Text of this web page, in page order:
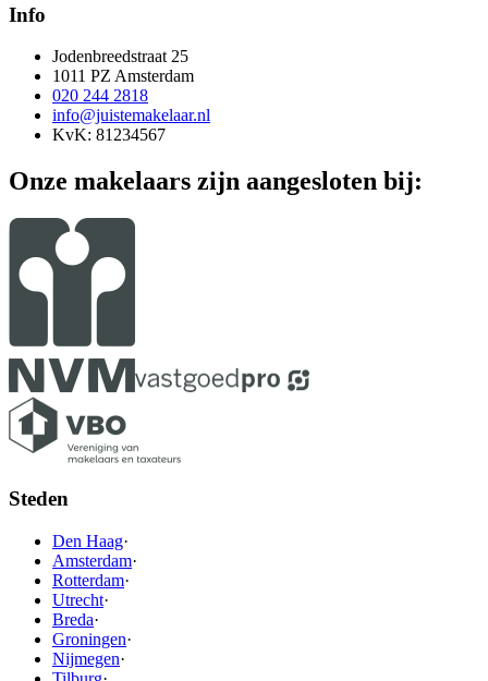
Info
Jodenbreedstraat 25
1011 PZ Amsterdam
020 244 2818
info@juistemakelaar.nl
KvK: 81234567
Onze makelaars zijn aangesloten bij:
Steden
Den Haag·
Amsterdam·
Rotterdam·
Utrecht·
Breda·
Groningen·
Nijmegen·